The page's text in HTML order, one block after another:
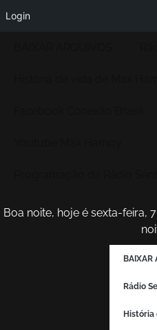
Boa noite, hoje é sexta-feira,
BAIXAR
Rádio
História
Login